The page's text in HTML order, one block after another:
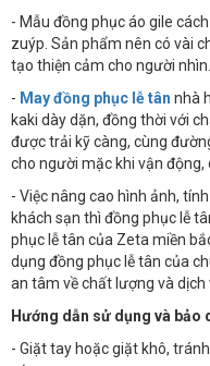
- Mẫu đồng phục áo gile
zuýp. Sản phẩm nên có vài
tạo thiện cảm cho người nhìn.
- May đồng phục lễ tân nhà
kaki dày dặn, đồng thời với
được trải kỹ càng, cùng
cho người mặc khi vận động,
- Việc nâng cao hình ảnh,
khách sạn thì đồng phục lễ
phục lễ tân của Zeta miền
dụng đồng phục lễ tân của
an tâm về chất lượng và dịch
Hướng dẫn sử dụng và bảo
- Giặt tay hoặc giặt khô,